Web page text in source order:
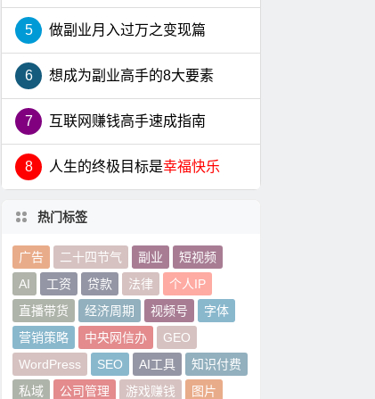
5 做副业月入过万之变现篇
6 想成为副业高手的8大要素
7 互联网赚钱高手速成指南
8 人生的终极目标是幸福快乐
热门标签
广告 二十四节气 副业
短视频
AI
工资 贷款 法律
个人IP
直播带货
经济周期 视频号
字体
营销策略
中央网信办
GEO
WordPress
SEO AI工具
知识付费
私域
公司管理 游戏赚钱
图片